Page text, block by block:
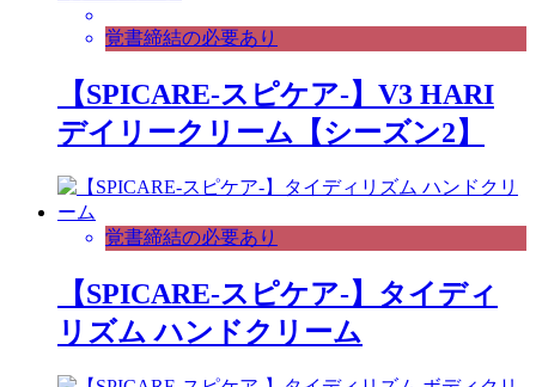
覚書締結の必要あり
【SPICARE-スピケア-】V3 HARI
デイリークリーム【シーズン2】
覚書締結の必要あり
【SPICARE-スピケア-】タイディ
リズム ハンドクリーム